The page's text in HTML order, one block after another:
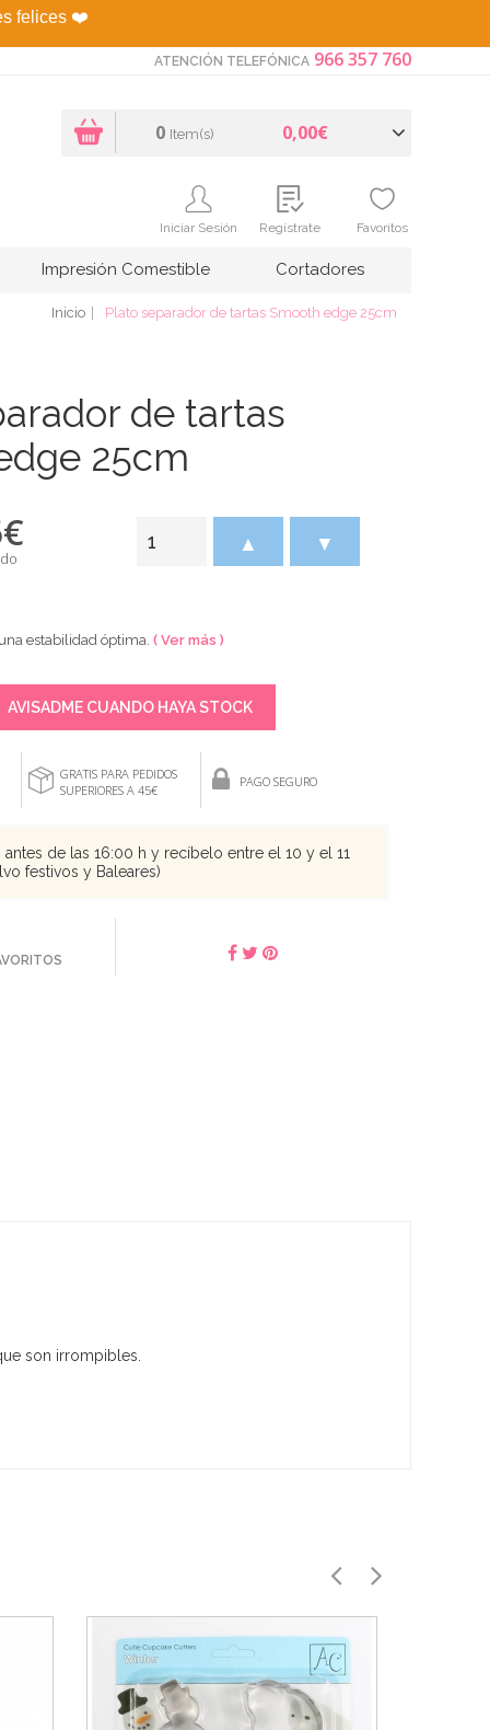
felices ❤️
ATENCIÓN TELEFÓNICA 966 357 760
0 Item(s) 0,00€
Iniciar Sesión Regístrate Favoritos
Impresión Comestible Cortadores
Inicio Plato separador de tartas Smooth edge 25cm
de tartas
25cm
€ ▲ ▼
estabilidad óptima. ( Ver más )
AVISADME CUANDO HAYA STOCK
GRATIS PARA PEDIDOS
SUPERIORES A 45€
PAGO SEGURO
de las 16:00 h y recíbelo entre el 10 y el 11
festivos y Baleares)
son irrompibles.